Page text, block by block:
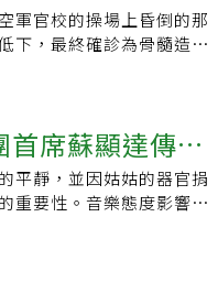
軍官校的操場上昏倒的那
下，最終確診為骨髓造血
上度日如年。
席蘇顯達傳遞
平靜，並因姑姑的器官捐
重要性。音樂態度影響生